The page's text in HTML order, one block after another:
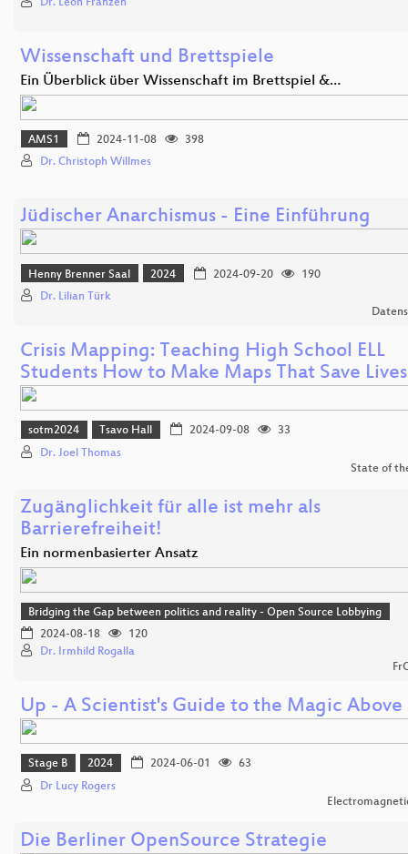
Dr. Léon Franzen
Wissenschaft und Brettspiele
Ein Überblick über Wissenschaft im Brettspiel &…
AMS1 2024-11-08
398
Dr. Christoph Willmes
Jüdischer Anarchismus - Eine Einführung
Henny Brenner Saal 2024 2024-09-20
190
Dr. Lilian Türk
Crisis Mapping: Teaching High School ELL
Students How to Make Maps That Save Lives
sotm2024 Tsavo Hall 2024-09-08
33
Dr. Joel Thomas
State of
Zugänglichkeit für alle ist mehr als
Barrierefreiheit!
Ein normenbasierter Ansatz
Bridging the Gap between politics and reality - Open Source Lobbying
2024-08-18
120
Dr. Irmhild Rogalla
Up - A Scientist's Guide to the Magic Above
Stage B 2024 2024-06-01
63
Dr Lucy Rogers
Die Berliner OpenSource Strategie